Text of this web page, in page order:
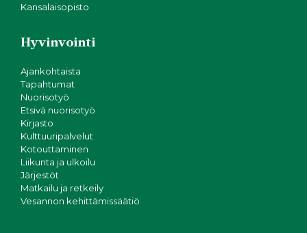
Kansalaisopisto
Hyvinvointi
Ajankohtaista
Tapahtumat
Nuorisotyö
Etsivä nuorisotyö
Kirjasto
Kulttuuripalvelut
Kotouttaminen
Liikunta ja ulkoilu
Järjestöt
Matkailu ja retkeily
Vesannon kehittämissäätiö